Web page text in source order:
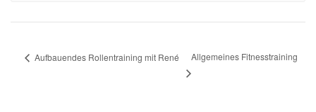
Aufbauendes Rollentraining mit René Allgemeines Fitnesstraining